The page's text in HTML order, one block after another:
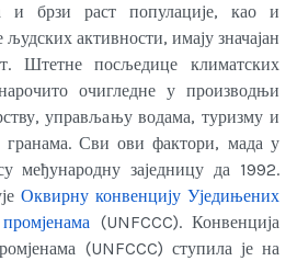
и брзи раст популације, као и
људских активности, имају значајан
Штетне посљедице климатских
очигледне у производњи
управљању водама, туризму и
гранама. Сви ови фактори, мада у
међународну заједницу да 1992.
Оквирну конвенцију Уједињених
(UNFCCC). Конвенција
(UNFCCC) ступила је на